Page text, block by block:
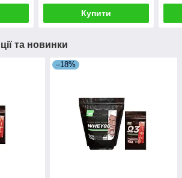
Купити
та новинки
–18%